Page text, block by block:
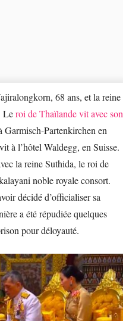
68 ans, et la reine
Leroi de Thaïlande vit avec son
Garmisch-Partenkirchen en
à l’hôtel Waldegg, en Suisse.
la reine Suthida, le roi de
noble royale consort.
décidé d’officialiser sa
a été répudiée quelques
pour déloyauté.